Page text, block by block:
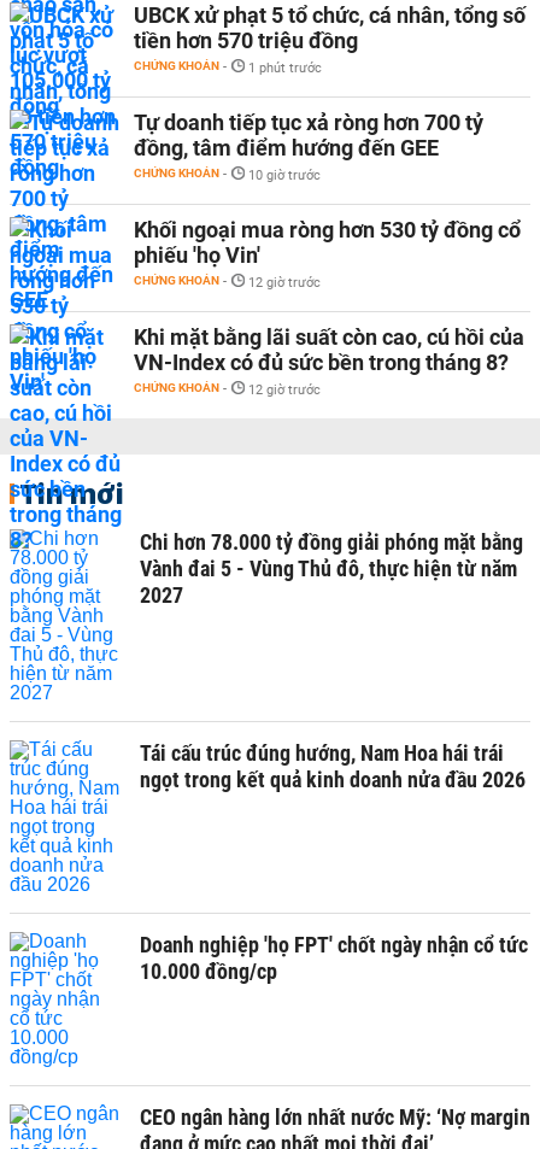
UBCK xử phạt 5 tổ chức, cá nhân, tổng số
tiền hơn 570 triệu đồng
CHỨNG KHOÁN - 1 phút trước
Tự doanh tiếp tục xả ròng hơn 700 tỷ
đồng, tâm điểm hướng đến GEE
CHỨNG KHOÁN - 10 giờ trước
Khối ngoại mua ròng hơn 530 tỷ đồng cổ
phiếu 'họ Vin'
CHỨNG KHOÁN - 12 giờ trước
Khi mặt bằng lãi suất còn cao, cú hồi của
VN-Index có đủ sức bền trong tháng 8?
CHỨNG KHOÁN - 12 giờ trước
Tin mới
Chi hơn 78.000 tỷ đồng giải phóng mặt bằng
Vành đai 5 - Vùng Thủ đô, thực hiện từ năm
2027
Tái cấu trúc đúng hướng, Nam Hoa hái trái
ngọt trong kết quả kinh doanh nửa đầu 2026
Doanh nghiệp 'họ FPT' chốt ngày nhận cổ tức
10.000 đồng/cp
CEO ngân hàng lớn nhất nước Mỹ: ‘Nợ margin
đang ở mức cao nhất mọi thời đại’